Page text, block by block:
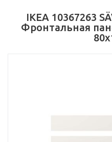
IKEA 10367263
Фронтальная